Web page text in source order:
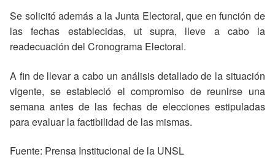
Se solicitó además a la Junta Electoral, que en función de
las fechas establecidas, ut supra, lleve a cabo la
readecuación del Cronograma Electoral.
A fin de llevar a cabo un análisis detallado de la situación
vigente, se estableció el compromiso de reunirse una
semana antes de las fechas de elecciones estipuladas
para evaluar la factibilidad de las mismas.
Fuente: Prensa Institucional de la UNSL